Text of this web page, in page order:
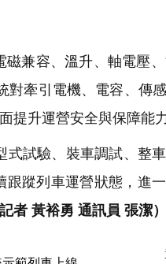
兼容、溫升、軸電壓
對牽引電機、電容、傳
提升運營安全與保障能力
試驗、裝車調試、整
蹤列車運營狀態，進
記者 黃裕勇 通訊員 張潔）